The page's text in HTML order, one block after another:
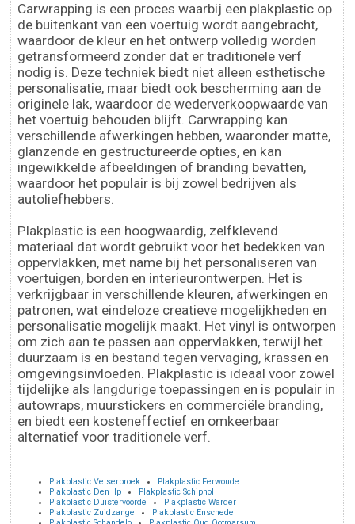
Carwrapping is een proces waarbij een plakplastic op
de buitenkant van een voertuig wordt aangebracht,
waardoor de kleur en het ontwerp volledig worden
getransformeerd zonder dat er traditionele verf
nodig is. Deze techniek biedt niet alleen esthetische
personalisatie, maar biedt ook bescherming aan de
originele lak, waardoor de wederverkoopwaarde van
het voertuig behouden blijft. Carwrapping kan
verschillende afwerkingen hebben, waaronder matte,
glanzende en gestructureerde opties, en kan
ingewikkelde afbeeldingen of branding bevatten,
waardoor het populair is bij zowel bedrijven als
autoliefhebbers.
Plakplastic is een hoogwaardig, zelfklevend
materiaal dat wordt gebruikt voor het bedekken van
oppervlakken, met name bij het personaliseren van
voertuigen, borden en interieurontwerpen. Het is
verkrijgbaar in verschillende kleuren, afwerkingen en
patronen, wat eindeloze creatieve mogelijkheden en
personalisatie mogelijk maakt. Het vinyl is ontworpen
om zich aan te passen aan oppervlakken, terwijl het
duurzaam is en bestand tegen vervaging, krassen en
omgevingsinvloeden. Plakplastic is ideaal voor zowel
tijdelijke als langdurige toepassingen en is populair in
autowraps, muurstickers en commerciële branding,
en biedt een kosteneffectief en omkeerbaar
alternatief voor traditionele verf.
Plakplastic Velserbroek
Plakplastic Ferwoude
Plakplastic Den Ilp
Plakplastic Schiphol
Plakplastic Duistervoorde
Plakplastic Warder
Plakplastic Zuidzange
Plakplastic Enschede